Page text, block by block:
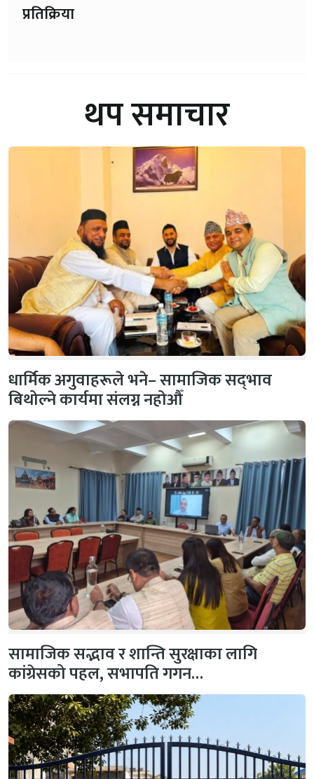
प्रतिक्रिया
थप समाचार
धार्मिक अगुवाहरूले भने– सामाजिक सद्‌भाव
बिथोल्ने कार्यमा संलग्न नहोऔँ
सामाजिक सद्भाव र शान्ति सुरक्षाका लागि
कांग्रेसको पहल, सभापति गगन…